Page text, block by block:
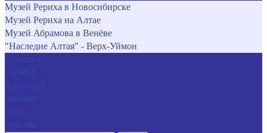
Музей Рериха в Новосибирске
Музей Рериха на Алтае
Музей Абрамова в Венёве
"Наследие Алтая" - Верх-Уймон